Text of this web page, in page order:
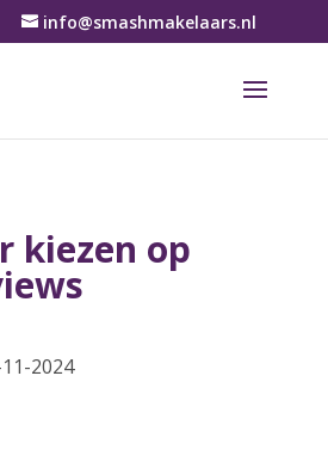
info@smashmakelaars.nl
kiezen op
2024